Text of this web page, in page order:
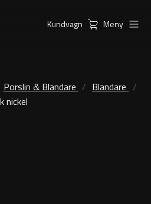
Kundvagn Meny
Porslin & Blandare
Blandare
nickel